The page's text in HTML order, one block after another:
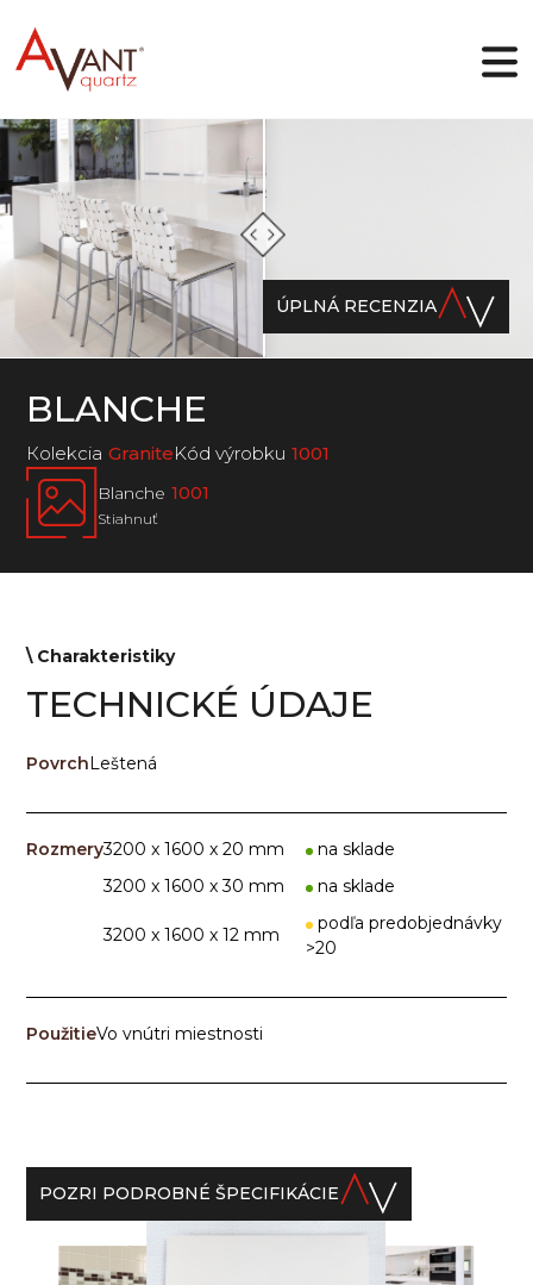
Prečo Avant Quartz
Kolekcie
Online dizajnér
Galéria
Blog
ÚPLNÁ RECENZIA
BLANCHE
Кolekcia GraniteKód výrobku 1001
Blanche 1001
Stiahnuť
\ Сharakteristiky
TECHNICKÉ ÚDAJE
PovrchLeštená
Rozmery3200 x 1600 x 20 mm
na sklade
3200 x 1600 x 30 mm
na sklade
3200 x 1600 x 12 mm
podľa predobjednávky
>20
PoužitieVo vnútri miestnosti
POZRI PODROBNÉ ŠPECIFIKÁCIE